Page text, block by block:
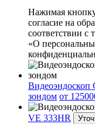
Нажимая
согласие на
соответствии с
«О
Видеоэндоскоп
зондом от
VE 333HR